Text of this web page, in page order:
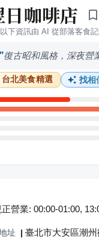
日咖啡店
以下資訊由 AI 從部落客食
復古昭和風格，深夜營
台北美食精選 找相
：2 則評論
：5 則評論
：0 則評論
：0 則評論
：0 則評論
營業: 00:00-01:00,
址 | 臺北市大安區潮州